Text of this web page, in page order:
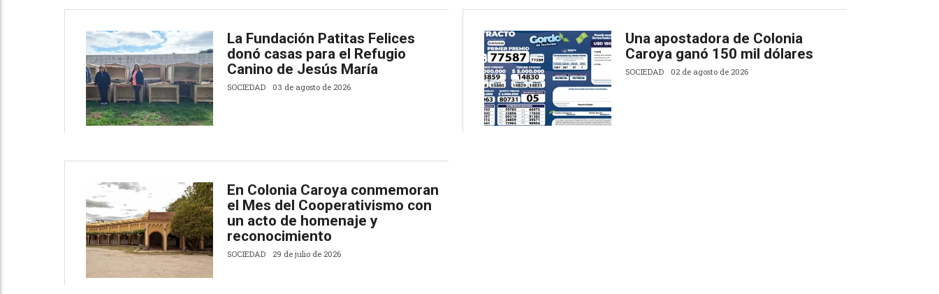
La Fundación Patitas Felices
donó casas para el Refugio
Canino de Jesús María
SOCIEDAD 03 de agosto de 2026
Una apostadora de Colonia
Caroya ganó 150 mil dólares
SOCIEDAD 02 de agosto de 2026
En Colonia Caroya conmemoran
el Mes del Cooperativismo con
un acto de homenaje y
reconocimiento
SOCIEDAD 29 de julio de 2026